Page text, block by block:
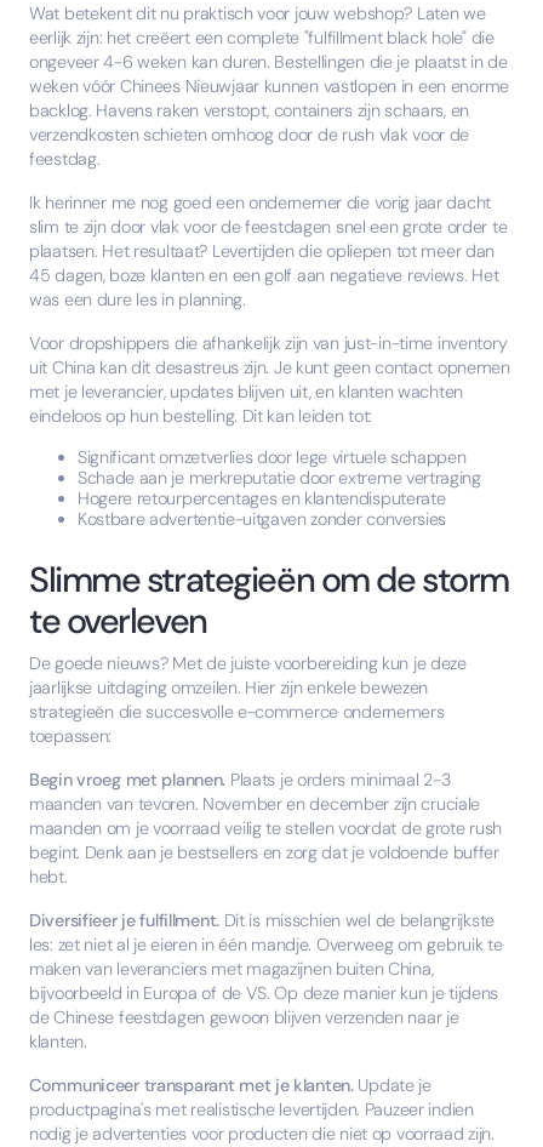
Wat betekent dit nu praktisch voor jouw webshop? Laten we
eerlijk zijn: het creëert een complete "fulfillment black hole" die
ongeveer 4-6 weken kan duren. Bestellingen die je plaatst in de
weken vóór Chinees Nieuwjaar kunnen vastlopen in een enorme
backlog. Havens raken verstopt, containers zijn schaars, en
verzendkosten schieten omhoog door de rush vlak voor de
feestdag.
Ik herinner me nog goed een ondernemer die vorig jaar dacht
slim te zijn door vlak voor de feestdagen snel een grote order te
plaatsen. Het resultaat? Levertijden die opliepen tot meer dan
45 dagen, boze klanten en een golf aan negatieve reviews. Het
was een dure les in planning.
Voor dropshippers die afhankelijk zijn van just-in-time inventory
uit China kan dit desastreus zijn. Je kunt geen contact opnemen
met je leverancier, updates blijven uit, en klanten wachten
eindeloos op hun bestelling. Dit kan leiden tot:
Significant omzetverlies door lege virtuele schappen
Schade aan je merkreputatie door extreme vertraging
Hogere retourpercentages en klantendisputerate
Kostbare advertentie-uitgaven zonder conversies
Slimme strategieën om de storm
te overleven
De goede nieuws? Met de juiste voorbereiding kun je deze
jaarlijkse uitdaging omzeilen. Hier zijn enkele bewezen
strategieën die succesvolle e-commerce ondernemers
toepassen:
Begin vroeg met plannen. Plaats je orders minimaal 2-3
maanden van tevoren. November en december zijn cruciale
maanden om je voorraad veilig te stellen voordat de grote rush
begint. Denk aan je bestsellers en zorg dat je voldoende buffer
hebt.
Diversifieer je fulfillment. Dit is misschien wel de belangrijkste
les: zet niet al je eieren in één mandje. Overweeg om gebruik te
maken van leveranciers met magazijnen buiten China,
bijvoorbeeld in Europa of de VS. Op deze manier kun je tijdens
de Chinese feestdagen gewoon blijven verzenden naar je
klanten.
Communiceer transparant met je klanten. Update je
productpagina's met realistische levertijden. Pauzeer indien
nodig je advertenties voor producten die niet op voorraad zijn.